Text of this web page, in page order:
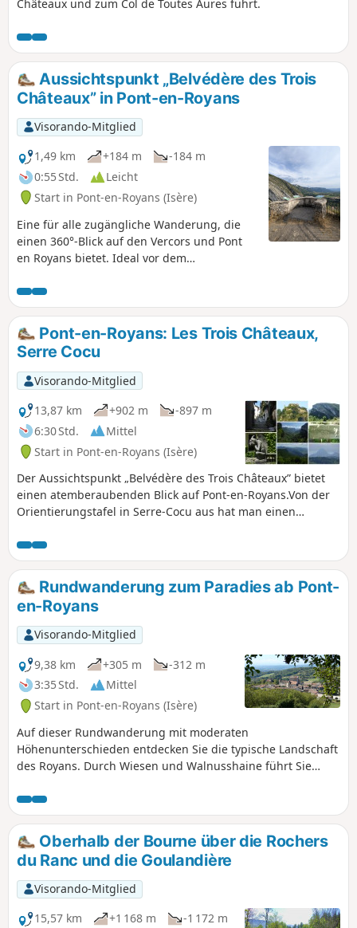
Châteaux und zum Col de Toutes Aures führt.
Aussichtspunkt „Belvédère des Trois
Châteaux” in Pont-en-Royans
Visorando-Mitglied
1,49 km
+184 m
-184 m
0:55 Std.
Leicht
Start in Pont-en-Royans (Isère)
Eine für alle zugängliche Wanderung, die
einen 360°-Blick auf den Vercors und Pont
en Royans bietet. Ideal vor dem
Pont-en-Royans: Les Trois Châteaux,
Serre Cocu
Visorando-Mitglied
13,87 km
+902 m
-897 m
6:30 Std.
Mittel
Start in Pont-en-Royans (Isère)
Der Aussichtspunkt „Belvédère des Trois Châteaux” bietet
einen atemberaubenden Blick auf Pont-en-Royans.Von der
Orientierungstafel in Serre-Cocu aus hat man einen
Vercors, von der Grande Moucherolle bis zum Grand
Veymont.Diese Wanderung führt teilweise durch den Wald
und über Straßen, um Privatgrundstücke zu umgehen.
Rundwanderung zum Paradies ab Pont-
en-Royans
Visorando-Mitglied
9,38 km
+305 m
-312 m
3:35 Std.
Mittel
Start in Pont-en-Royans (Isère)
Auf dieser Rundwanderung mit moderaten
Höhenunterschieden entdecken Sie die typische Landschaft
des Royans. Durch Wiesen und Walnusshaine führt Sie
weiter zu den reizvollen Dörfern Saint-André-en-Royans
und Pont-en-Royans (mittelalterliche Gassen, hängende
Häuser, Ufer der Bourne).
Oberhalb der Bourne über die Rochers
du Ranc und die Goulandière
Visorando-Mitglied
15,57 km
+1 168 m
-1 172 m